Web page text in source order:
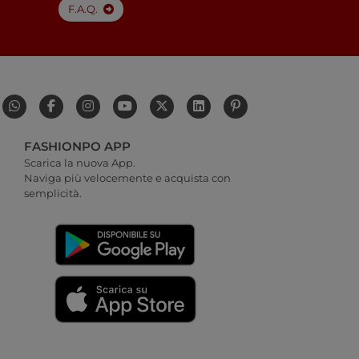
F.A.Q.
FASHIONPO APP
Scarica la nuova App.
Naviga più velocemente e acquista con
semplicità.